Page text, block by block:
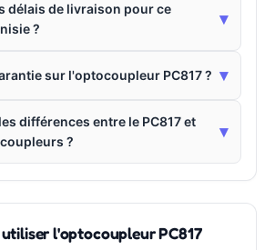
délais de livraison pour ce
?
▾
sur l'optocoupleur PC817 ? ▾
différences entre le PC817 et
?
▾
l'optocoupleur PC817